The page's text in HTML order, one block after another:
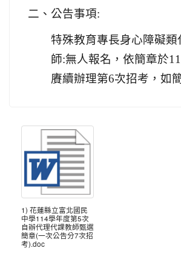
二、公告事項:
特殊教育專長身心障礙類
師:無人報名，依簡章於
賡續辦理第6次招考，如
1) 花蓮縣立富北國民
中學114學年度第5次
自辦代理代課教師甄選
簡章(一次公告分7次招
考).doc